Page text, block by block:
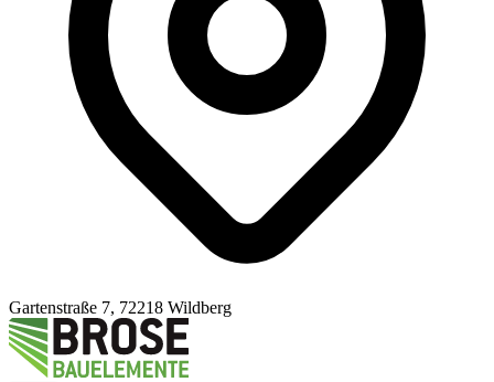
Gartenstraße 7, 72218 Wildberg